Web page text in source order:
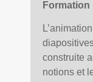
Formation
construite
notions et